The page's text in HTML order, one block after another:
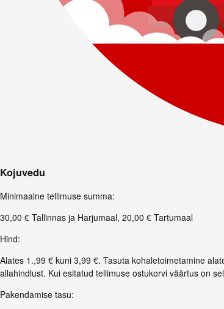
Kojuvedu
Minimaalne tellimuse summa:
30,00 € Tallinnas ja Harjumaal, 20,00 € Tartumaal
Hind:
Alates 1.,99 € kuni 3,99 €. Tasuta kohaletoimetamine
allahindlust. Kui esitatud tellimuse ostukorvi väärtus on
Pakendamise tasu: